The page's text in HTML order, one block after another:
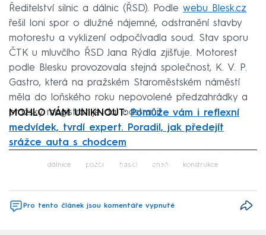
Ředitelství silnic a dálnic (ŘSD). Podle webu Blesk.cz
řešil loni spor o dlužné nájemné, odstranění stavby
motorestu a vyklizení odpočívadla soud. Stav sporu
ČTK u mluvčího ŘSD Jana Rýdla zjišťuje. Motorest
podle Blesku provozovala stejná společnost, K. V. P.
Gastro, která na pražském Staroměstském náměstí
měla do loňského roku nepovolené předzahrádky a
pražský magistrát je dal odstranit.
MOHLO VÁM UNIKNOUT:Pomůže vám i reflexní
medvídek, tvrdí expert. Poradil, jak předejít
srážce auta s chodcem
Failed to fetch
dálnice požár hasiči oheň konstrukce
Pro tento článek jsou komentáře vypnuté